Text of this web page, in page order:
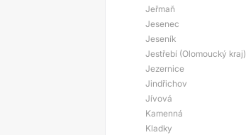
Jeřmaň
Jesenec
Jeseník
Jestřebí (Olomoucký kraj)
Jezernice
Jindřichov
Jívová
Kamenná
Kladky